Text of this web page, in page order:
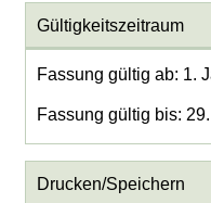
Gültigkeitszeitraum
Fassung gültig ab: 1.
Fassung gültig bis:
Drucken/Speichern